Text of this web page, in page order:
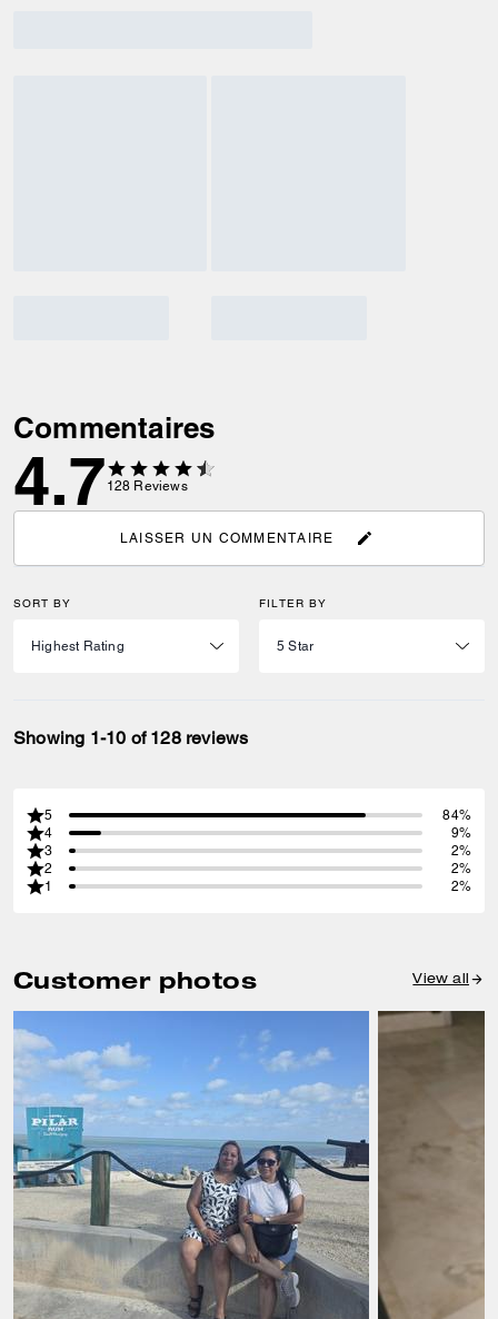
Commentaires
4.7 128 Reviews
LAISSER UN COMMENTAIRE
SORT BY FILTER BY
Showing 1-10 of 128 reviews
5
84%
4
9%
3
2%
2
2%
1
2%
Customer photos View all